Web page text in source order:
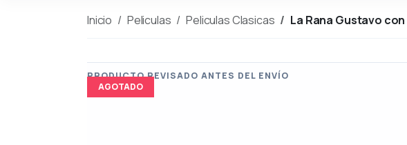
Inicio Peliculas Peliculas Clasicas La Rana Gustavo con
AGOTADO